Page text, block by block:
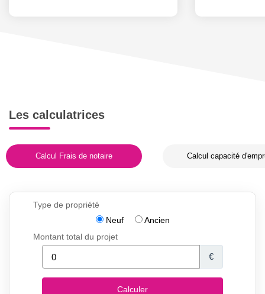
Les calculatrices
Calcul Frais de notaire Calcul capacité